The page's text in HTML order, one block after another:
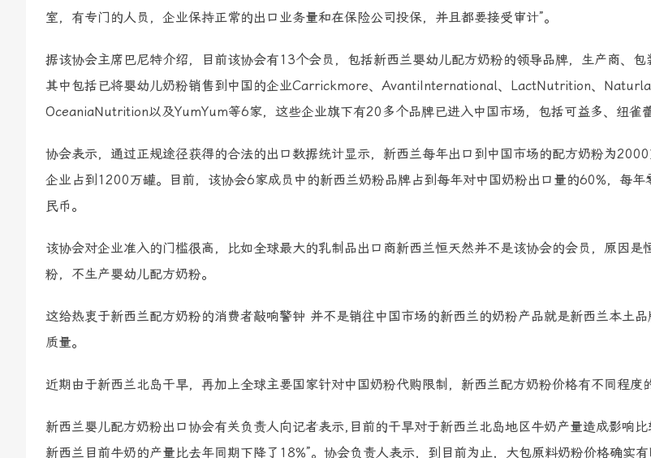
室，有专门的人员，企业保持正常的出口业务量和在保险公司投保，并且都要接受审计”。
据该协会主席巴尼特介绍，目前该协会有13个会员，包括新西兰婴幼儿配方奶粉的领导品牌，生产商、包
其中包括已将婴幼儿奶粉销售到中国的企业Carrickmore、AvantiInternational、LactNutrition、
OceaniaNutrition以及YumYum等6家，这些企业旗下有20多个品牌已进入中国市场，包括可益多、纽雀
协会表示，通过正规途径获得的合法的出口数据统计显示，新西兰每年出口到中国市场的配方奶粉为
企业占到1200万罐。目前，该协会6家成员中的新西兰奶粉品牌占到每年对中国奶粉出口量的60%，每年
民币。
该协会对企业准入的门槛很高，比如全球最大的乳制品出口商新西兰恒天然并不是该协会的会员，原因是
粉，不生产婴幼儿配方奶粉。
这给热衷于新西兰配方奶粉的消费者敲响警钟 并不是销往中国市场的新西兰的奶粉产品就是新西兰本土
质量。
近期由于新西兰北岛干旱，再加上全球主要国家针对中国奶粉代购限制，新西兰配方奶粉价格有不同程度
新西兰婴儿配方奶粉出口协会有关负责人向记者表示,目前的干旱对于新西兰北岛地区牛奶产量造成影响比
新西兰目前牛奶的产量比去年同期下降了18%”。协会负责人表示，到目前为止，大包原料奶粉价格确实